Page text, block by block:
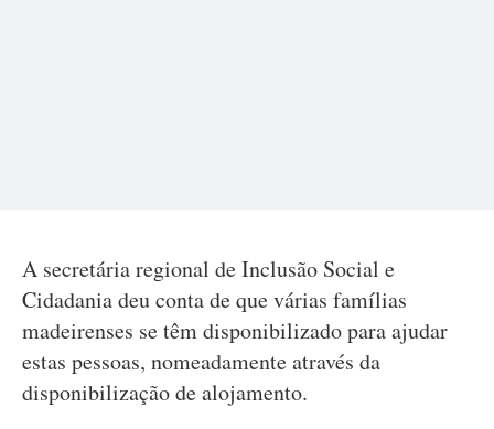
A secretária regional de Inclusão Social e
Cidadania deu conta de que várias famílias
madeirenses se têm disponibilizado para ajudar
estas pessoas, nomeadamente através da
disponibilização de alojamento.